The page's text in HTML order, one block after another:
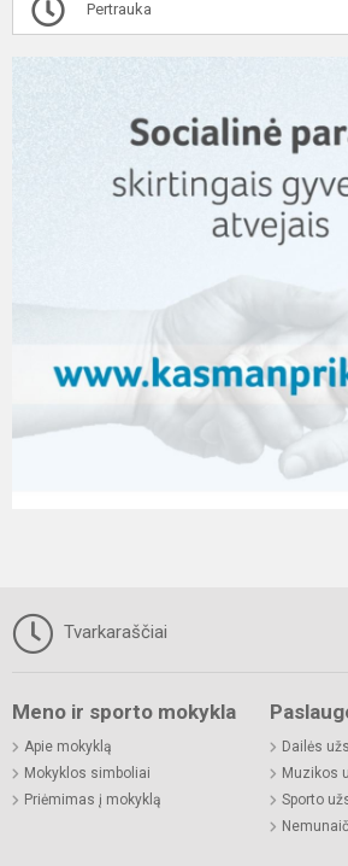
Pertrauka
Tvarkaraščiai
Meno ir sporto mokykla
Apie mokyklą
Mokyklos simboliai
Priėmimas į mokyklą
Dailės
Muzikos
Sporto